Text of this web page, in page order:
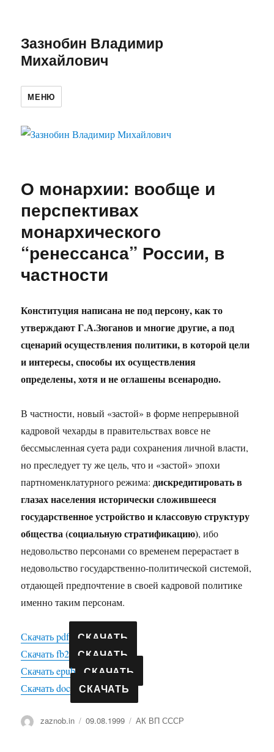
Зазнобин Владимир
Михайлович
МЕНЮ
О монархии: вообще и
перспективах
монархического
“ренессанса” России, в
частности
Конституция написана не под персону, как то
утверждают Г.А.Зюганов и многие другие, а под
сценарий осуществления политики, в которой цели
и интересы, способы их осуществления
определены, хотя и не оглашены всенародно.
В частности, новый «застой» в форме непрерывной
кадровой чехарды в правительствах вовсе не
бессмысленная суета ради сохранения личной власти,
но преследует ту же цель, что и «застой» эпохи
партноменклатурного режима:дискредитировать в
глазах населения исторически сложившееся
государственное устройство и классовую структуру
общества (социальную стратификацию), ибо
недовольство персонами со временем перерастает в
недовольство государственно-политической системой,
отдающей предпочтение в своей кадровой политике
именно таким персонам.
Скачать pdf СКАЧАТЬ
Скачать fb2 СКАЧАТЬ
Скачать epub СКАЧАТЬ
Скачать doc СКАЧАТЬ
Автор
zaznob.in Опубликовано
09.08.1999 Рубрики
АК ВП СССР